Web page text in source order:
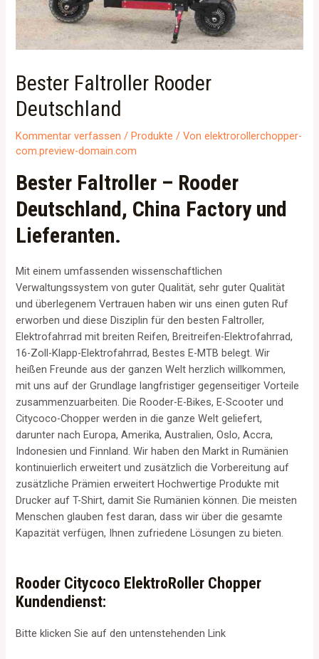
Bester Faltroller Rooder
Deutschland
Kommentar verfassen /Produkte / Vonelektrorollerchopper-
com.preview-domain.com
Bester Faltroller – Rooder
Deutschland, China Factory und
Lieferanten.
Mit einem umfassenden wissenschaftlichen
Verwaltungssystem von guter Qualität, sehr guter Qualität
und überlegenem Vertrauen haben wir uns einen guten Ruf
erworben und diese Disziplin für den besten Faltroller,
Elektrofahrrad mit breiten Reifen, Breitreifen-Elektrofahrrad,
16-Zoll-Klapp-Elektrofahrrad, Bestes E-MTB belegt. Wir
heißen Freunde aus der ganzen Welt herzlich willkommen,
mit uns auf der Grundlage langfristiger gegenseitiger Vorteile
zusammenzuarbeiten. Die Rooder-E-Bikes, E-Scooter und
Citycoco-Chopper werden in die ganze Welt geliefert,
darunter nach Europa, Amerika, Australien, Oslo, Accra,
Indonesien und Finnland. Wir haben den Markt in Rumänien
kontinuierlich erweitert und zusätzlich die Vorbereitung auf
zusätzliche Prämien erweitert Hochwertige Produkte mit
Drucker auf T-Shirt, damit Sie Rumänien können. Die meisten
Menschen glauben fest daran, dass wir über die gesamte
Kapazität verfügen, Ihnen zufriedene Lösungen zu bieten.
Rooder Citycoco ElektroRoller Chopper
Kundendienst:
Bitte klicken Sie auf den untenstehenden Link